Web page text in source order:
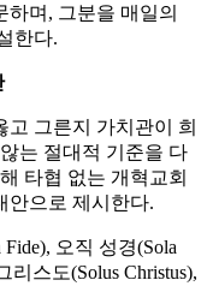
며, 그분을 매일의
한다.
그른지 가치관이 희
는 절대적 기준을 다
타협 없는 개혁교회
안으로 제시한다.
오직 성경(Sola
리스도(Solus Christus),